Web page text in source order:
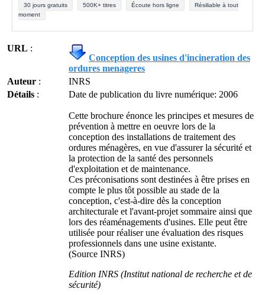
30 jours gratuits 500K+ titres Écoute hors ligne
Résiliable à tout
moment
URL :
Conception des usines d'incineration des
ordures menageres
Auteur :
INRS
Détails : Date de publication du livre numérique: 2006
Cette brochure énonce les principes et mesures de
prévention à mettre en oeuvre lors de la
conception des installations de traitement des
ordures ménagères, en vue d'assurer la sécurité et
la protection de la santé des personnels
d'exploitation et de maintenance.
Ces préconisations sont destinées à être prises en
compte le plus tôt possible au stade de la
conception, c'est-à-dire dès la conception
architecturale et l'avant-projet sommaire ainsi que
lors des réaménagements d'usines. Elle peut être
utilisée pour réaliser une évaluation des risques
professionnels dans une usine existante.
(Source INRS)
Edition INRS (Institut national de recherche et de
sécurité)